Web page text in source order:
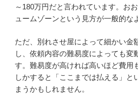
～180万円だと言われています。お
ュームゾーンという見方が一般的な
ただ、別れさせ屋によって細かい金
し、依頼内容の難易度によっても変
す。難易度が高ければ高いほど費用
しかすると「ここまでは払える」と
まうかもしれません。